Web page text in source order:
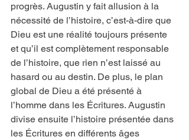
progrès. Augustin y fait allusion à la
nécessité de l’histoire, c’est-à-dire que
Dieu est une réalité toujours présente
et qu’il est complètement responsable
de l’histoire, que rien n’est laissé au
hasard ou au destin. De plus, le plan
global de Dieu a été présenté à
l’homme dans les Écritures. Augustin
divise ensuite l’histoire présentée dans
les Écritures en différents âges